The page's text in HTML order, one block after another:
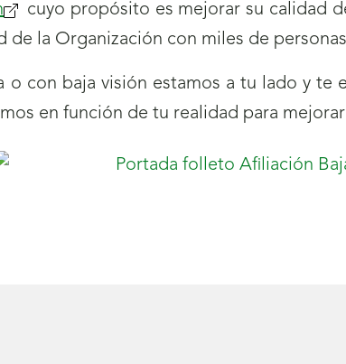
(se
abrirá
cuyo propósito es mejorar su calidad
de la Organización con miles de
o con baja visión estamos a tu lado y te
en función de tu realidad para